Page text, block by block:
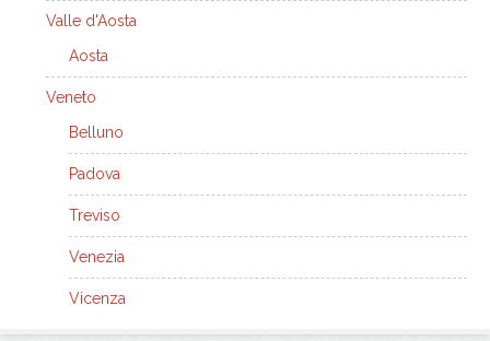
Valle d'Aosta
Aosta
Veneto
Belluno
Padova
Treviso
Venezia
Vicenza